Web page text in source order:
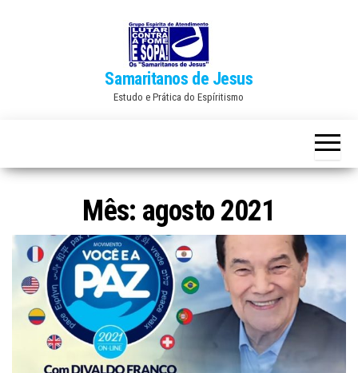
Samaritanos de Jesus
Estudo e Prática do Espíritismo
Mês: agosto 2021